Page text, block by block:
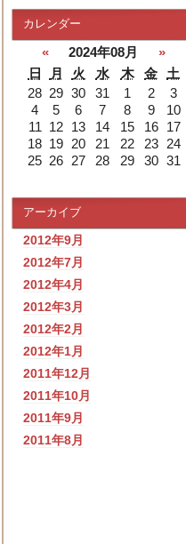
カレンダー
« 2024年08月
»
日
月 火 水 木 金
土
28 29 30 31 1 2
3
4
5 6 7 8 9
10
11 12 13 14 15 16
17
18 19 20 21 22 23
24
25 26 27 28 29 30 31
アーカイブ
2012年9月
2012年7月
2012年4月
2012年3月
2012年2月
2012年1月
2011年12月
2011年10月
2011年9月
2011年8月